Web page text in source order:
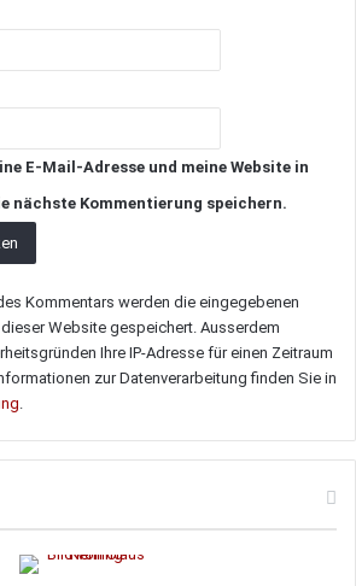
E-Mail-Adresse und meine Website in
nächste Kommentierung speichern.
Kommentars werden die eingegebenen
Website gespeichert. Ausserdem
Ihre IP-Adresse für einen Zeitraum
zur Datenverarbeitung finden Sie in
.